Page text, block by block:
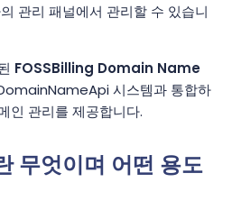
관리 패널에서 관리할 수 있습니
FOSSBilling Domain Name
시스템과 통합하
인 관리를 제공합니다.
무엇이며 어떤 용도